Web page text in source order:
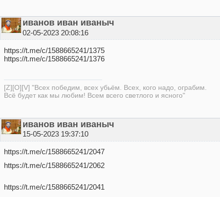
иванов иван иваныч
02-05-2023 20:08:16
https://t.me/c/1588665241/1375
https://t.me/c/1588665241/1376
[Z][O][V] "Всех победим, всех убьём. Всех, кого надо, ограбим.
Всё будет как мы любим! Всем всего светлого и ясного"
иванов иван иваныч
15-05-2023 19:37:10
https://t.me/c/1588665241/2047
https://t.me/c/1588665241/2062
https://t.me/c/1588665241/2041